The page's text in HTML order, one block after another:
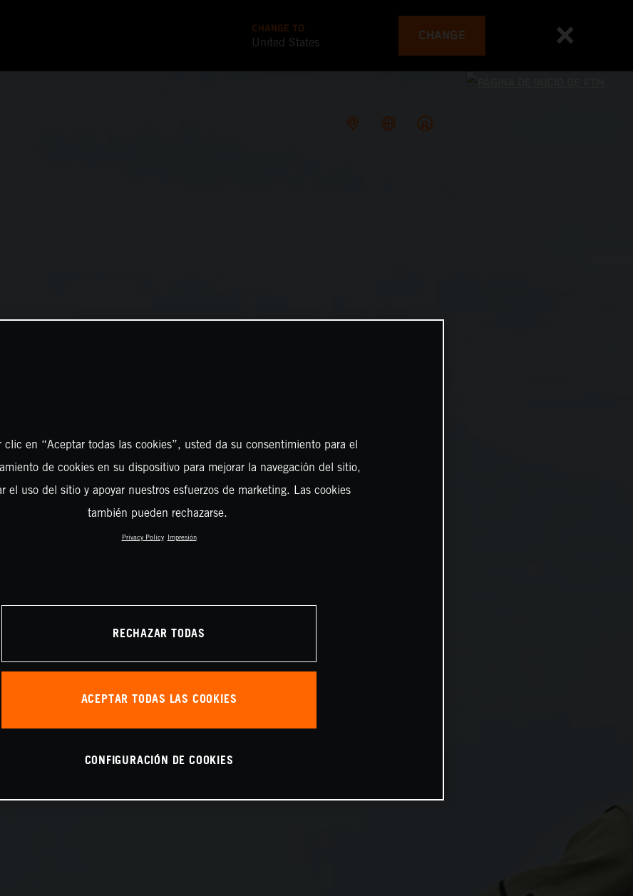
CHANGE TO
United States CHANGE
clic en “Aceptar todas las cookies”, usted da su consentimiento para el
de cookies en su dispositivo para mejorar la navegación del sitio,
el uso del sitio y apoyar nuestros esfuerzos de marketing. Las cookies
también pueden rechazarse.
Privacy Policy Impresión
RECHAZAR TODAS
ACEPTAR TODAS LAS COOKIES
CONFIGURACIÓN DE COOKIES